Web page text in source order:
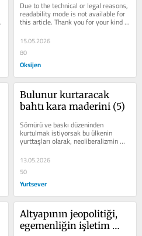
Due to the technical or legal reasons,
readability mode is not available for
this article. Thank you for your kind
15.05.2026
80
Oksijen
Bulunur kurtaracak
bahtı kara maderini (5)
Sömürü ve baskı düzeninden
kurtulmak istiyorsak bu ülkenin
yurttaşları olarak, neoliberalizmin
çöktüğünü kabul etmek, siyasal...
13.05.2026
50
Yurtsever
Altyapının jeopolitiği,
egemenliğin işletim